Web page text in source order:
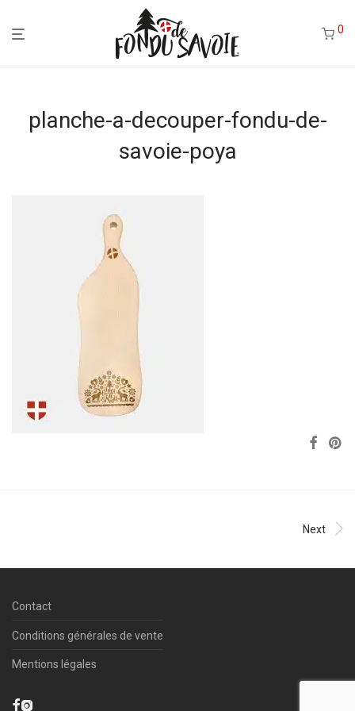
0
planche-a-decouper-fondu-de-
savoie-poya
Next
Contact
Conditions générales de vente
Mentions légales